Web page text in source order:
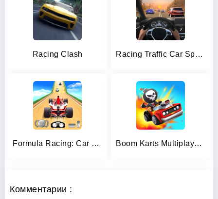
Racing Clash Racing Traffic Car Speed
Formula Racing: Car Games Boom Karts Multiplayer Racing
Комментарии :